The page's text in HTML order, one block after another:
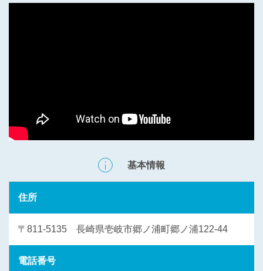
基本情報
住所
〒811-5135 長崎県壱岐市郷ノ浦町郷ノ浦122-44
電話番号